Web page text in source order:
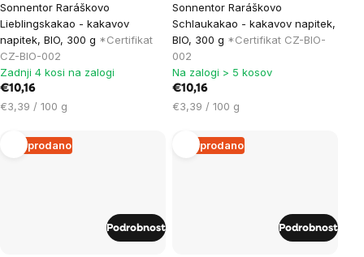
Sonnentor Raráškovo
Lieblingskakao - kakavov
napitek, BIO, 300 g *Certifikat
CZ-BIO-002
Zadnji 4 kosi na zalogi
€10,16
Cena
enoto:
€3,39 / 100 g
Sonnentor Raráškovo
Schlaukakao - kakavov napitek,
BIO, 300 g *Certifikat CZ-BIO-
002
Na zalogi > 5 kosov
€10,16
Cena
enoto:
€3,39 / 100 g
Razprodano
Podrobnost
Razprodano
Podrobnost